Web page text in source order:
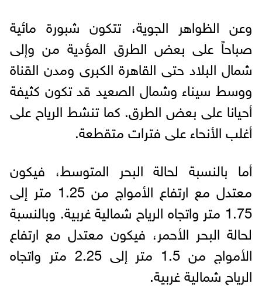
وعن الظواهر الجوية، تتكون شبورة مائية
صباحاً على بعض الطرق المؤدية من وإلى
شمال البلاد حتى القاهرة الكبرى ومدن القناة
ووسط سيناء وشمال الصعيد قد تكون كثيفة
أحيانا على بعض الطرق. كما تنشط الرياح على
أغلب الأنحاء على فترات متقطعة.
أما بالنسبة لحالة البحر المتوسط، فيكون
معتدل مع ارتفاع الأمواج من 1.25 متر إلى
1.75 متر واتجاه الرياح شمالية غربية. وبالنسبة
لحالة البحر الأحمر، فيكون معتدل مع ارتفاع
الأمواج من 1.5 متر إلى 2.25 متر واتجاه
الرياح شمالية غربية.